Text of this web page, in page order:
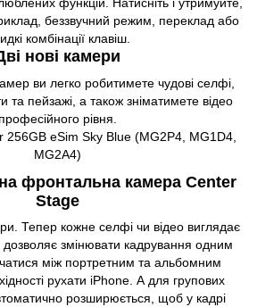
функцій. Натисніть і утримуйте,
беззвучний режим, переклад або
комбінації клавіш.
нові камери
ви легко робитимете чудові селфі,
та пейзажі, а також зніматимете відео
професійного рівня.
фронтальна камера Center
Stage
Тепер кожне селфі чи відео виглядає
змінювати кадрування одним
між портретним та альбомним
рухати iPhone. А для групових
розширюється, щоб у кадрі